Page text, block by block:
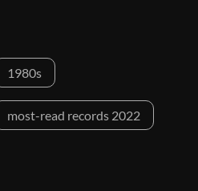
1980s
most-read records 2022